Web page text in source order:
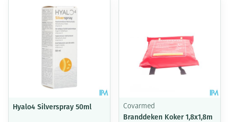
Hyalo4 Silverspray 50ml Covarmed
Branddeken Koker 1,8x1,8m